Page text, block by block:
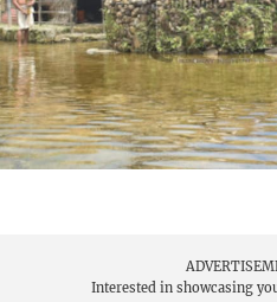
Interested in showcasing